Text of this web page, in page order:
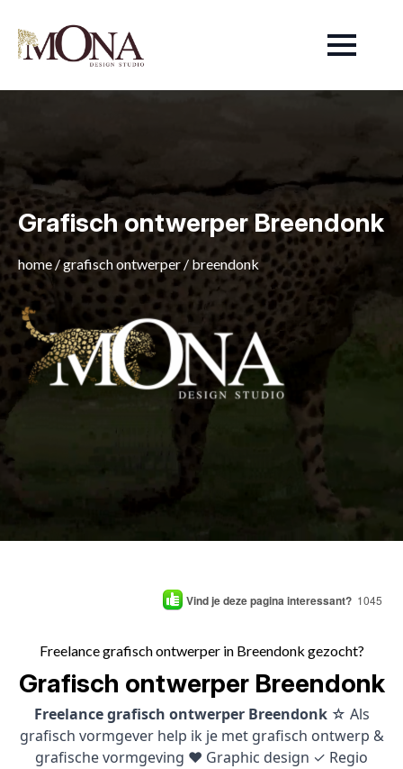
Grafisch ontwerper Breendonk
home /grafisch ontwerper/ breendonk
Vind je deze pagina interessant? 1045
Freelance grafisch ontwerper in Breendonk gezocht?
Grafisch ontwerper Breendonk
Freelance grafisch ontwerper Breendonk ☆ Als
grafisch vormgever help ik je met grafisch ontwerp &
grafische vormgeving ♥ Graphic design ✓ Regio